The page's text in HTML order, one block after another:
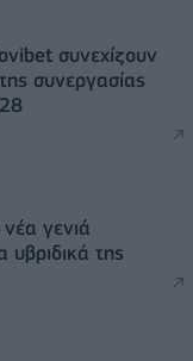
συνεχίζουν
συνεργασίας
γενιά
υβριδικά της